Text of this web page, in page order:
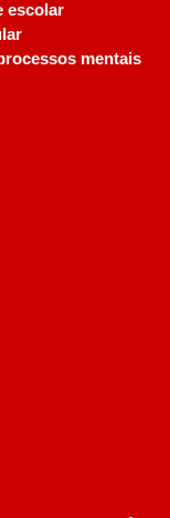
escolar
mentais